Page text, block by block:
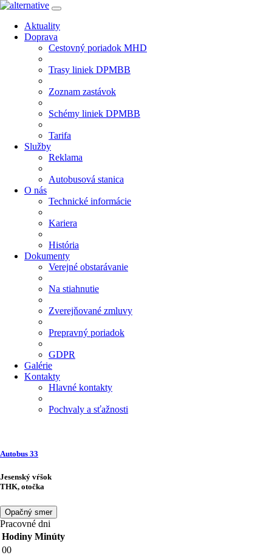
Aktuality
Doprava
Cestovný poriadok MHD
Trasy liniek DPMBB
Zoznam zastávok
Schémy liniek DPMBB
Tarifa
Služby
Reklama
Autobusová stanica
O nás
Technické informácie
Kariera
História
Dokumenty
Verejné obstarávanie
Na stiahnutie
Zverejňované zmluvy
Prepravný poriadok
GDPR
Galérie
Kontakty
Hlavné kontakty
Pochvaly a sťažnosti
Autobus 33
Jesenský vŕšok
THK, otočka
Opačný smer
Pracovné dni
Hodiny Minúty
00